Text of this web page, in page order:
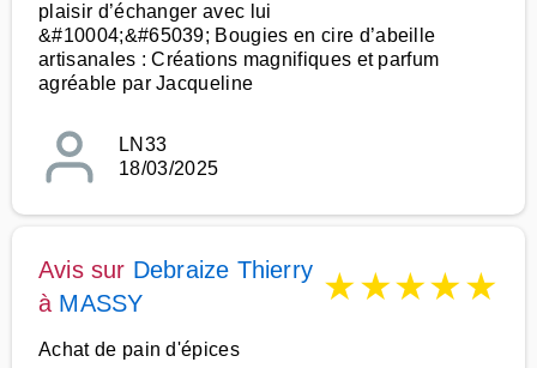
plaisir d’échanger avec lui
&#10004;&#65039; Bougies en cire d’abeille
artisanales : Créations magnifiques et parfum
agréable par Jacqueline
LN33
18/03/2025
Avis sur Debraize Thierry
à MASSY ★★★★★
Achat de pain d'épices